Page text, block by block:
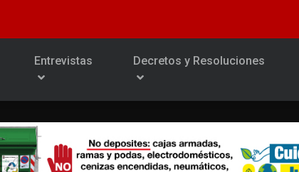
Entrevistas Decretos y Resoluciones